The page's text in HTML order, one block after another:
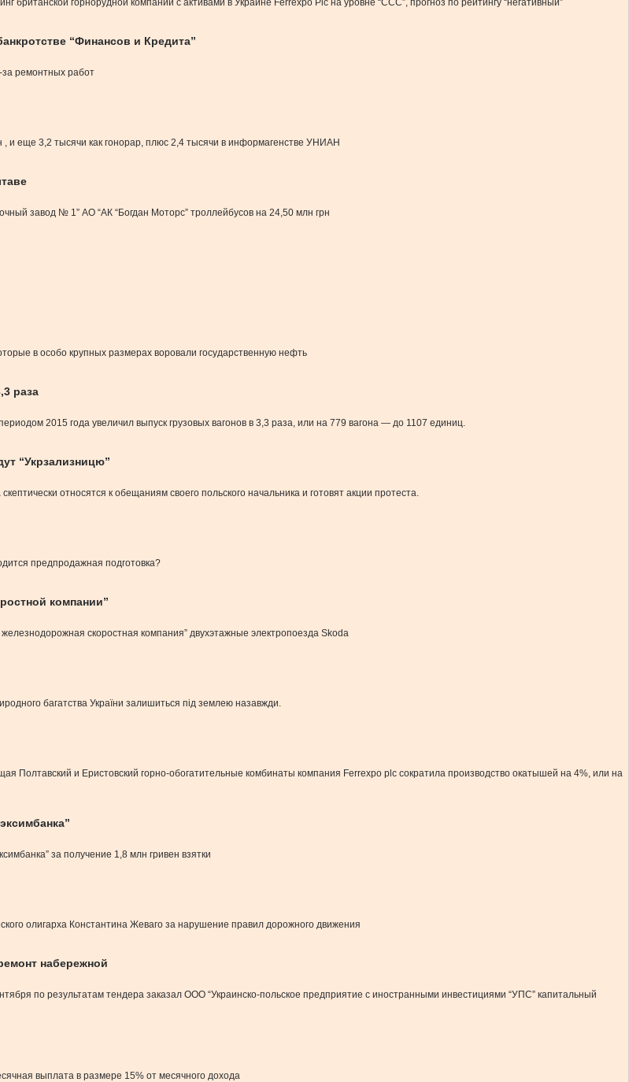
горнорудной компании с активами в Украине Ferrexpo Plc на уровне “ССС”, прогноз по рейтингу “негативный”
“Финансов и Кредита”
за ремонтных работ
, и еще 3,2 тысячи как гонорар, плюс 2,4 тысячи в информагенстве УНИАН
завод № 1” АО “АК “Богдан Моторс” троллейбусов на 24,50 млн грн
в особо крупных размерах воровали государственную нефть
раза
2015 года увеличил выпуск грузовых вагонов в 3,3 раза, или на 779 вагона — до 1107 единиц.
“Укрзализницю”
относятся к обещаниям своего польского начальника и готовят акции протеста.
предпродажная подготовка?
компании”
скоростная компания” двухэтажные электропоезда Skoda
багатства України залишиться під землею назавжди.
Полтавский и Еристовский горно-обогатительные комбинаты компания Ferrexpo plc сократила производство окатышей на 4%, или на
за получение 1,8 млн гривен взятки
олигарха Константина Жеваго за нарушение правил дорожного движения
набережной
по результатам тендера заказал ООО “Украинско-польское предприятие с иностранными инвестициями “УПС” капитальный
выплата в размере 15% от месячного дохода